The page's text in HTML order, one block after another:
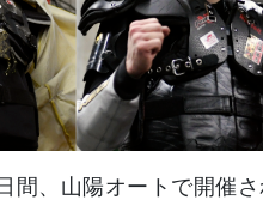
間、山陽オートで開催